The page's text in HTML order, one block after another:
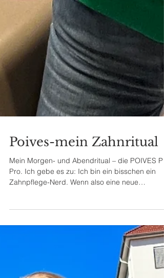
Poives-mein Zahnritual
Mein Morgen- und Abendritual – die POIVES P1
Zahnpflege-Nerd. Wenn also eine neue
teste ich sie auch wirklich. Die POIVES P1 Pro in
Perlmutt Rosa hat mich ehrlich gesagt
– und zwar positiv. Vielleicht noch kurz zu mir:
bin 52 Jahre alt – und stolz darauf, noch keine
einzige Plombe zu haben. Das ist kein Zufall,